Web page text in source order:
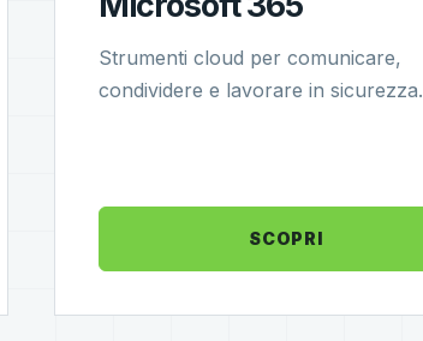
Strumenti cloud per comunicare,
condividere e lavorare in sicurezza.
SCOPRI